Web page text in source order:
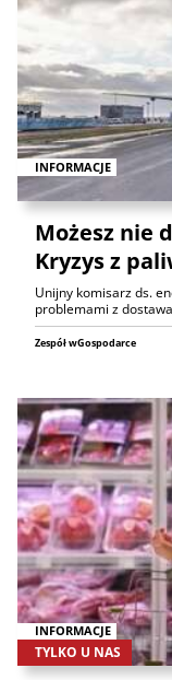
INFORMACJE
Możesz nie
Kryzys z
Unijny komisarz ds.
problemami z
Zespół wGospodarce
INFORMACJE
TYLKO U NAS